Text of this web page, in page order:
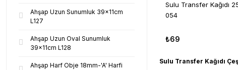
Ahşap Uzun Sunumluk 39x11cm
L127
Ahşap Uzun Oval Sunumluk
39x11cm L128
Ahşap Harf Obje 18mm-'A' Harfi
Sulu Transfer Kağıdı
054
₺69
Sulu Transfer Kağıdı